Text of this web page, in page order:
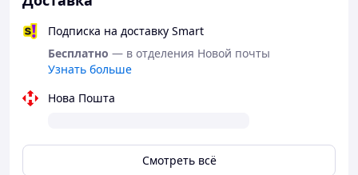
Подписка на доставку Smart
Бесплатно — в отделения Новой почты
Узнать больше
Нова Пошта
Смотреть всё